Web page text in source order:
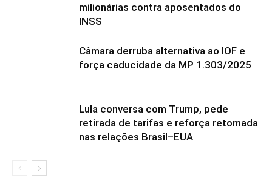
milionárias contra aposentados do
INSS
Câmara derruba alternativa ao IOF e
força caducidade da MP 1.303/2025
Lula conversa com Trump, pede
retirada de tarifas e reforça retomada
nas relações Brasil–EUA